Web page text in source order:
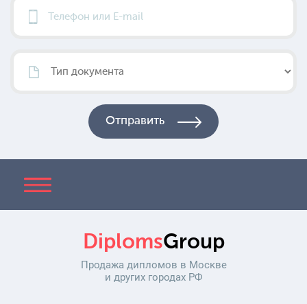
DiplomsGroup
Продажа дипломов в Москве
и других городах РФ